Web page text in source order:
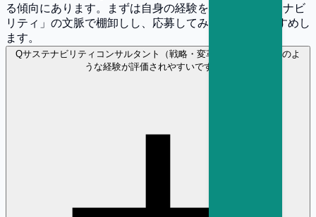
る傾向にあります。まずは自身の経験を「戦略×サステナビ
リティ」の文脈で棚卸しし、応募してみることをおすすめし
ます。
Qサステナビリティコンサルタント（戦略・変革） の選考ではどのよ
うな経験が評価されやすいですか？